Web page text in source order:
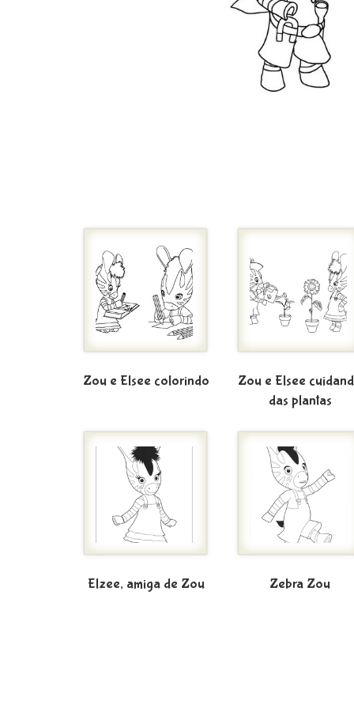
Zou e Elsee colorindo
Zou e Elsee
das plantas
Elzee, amiga de Zou Zebra Zou